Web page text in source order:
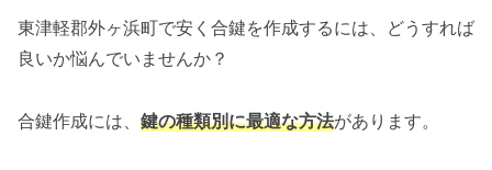
東津軽郡外ヶ浜町で安く合鍵を作成するには、どうすれば
良いか悩んでいませんか？
合鍵作成には、 鍵の種類別に最適な方法があります。